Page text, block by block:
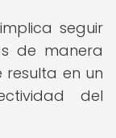
seguir
de manera
en un
del